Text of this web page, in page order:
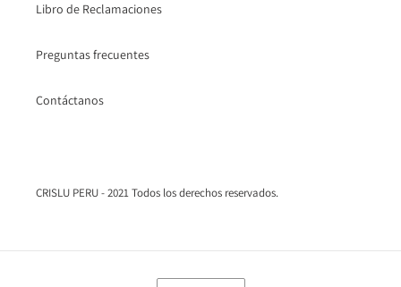
Libro de Reclamaciones
Preguntas frecuentes
Contáctanos
CRISLU PERU - 2021 Todos los derechos reservados.